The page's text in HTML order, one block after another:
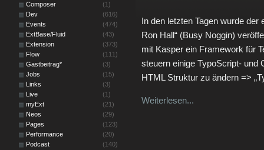
In den letzten Tagen wurde der
Ron Hall“ (Busy Noggin)
mit Kasper ein Framework für
steuern einige TypoScript- und
HTML Struktur zu ändern =>
Weiterlesen...
Composer
(1)
Dev
(616)
Events
(474)
ExtBase/Fluid
(43)
Extension
(373)
Flow
(111)
Gastbeitrag*
(3)
Jobs
(15)
Links
(3)
Live
(1)
myExt
(21)
Neos
(29)
Pages
(123)
Performance
(20)
Podcast
(140)